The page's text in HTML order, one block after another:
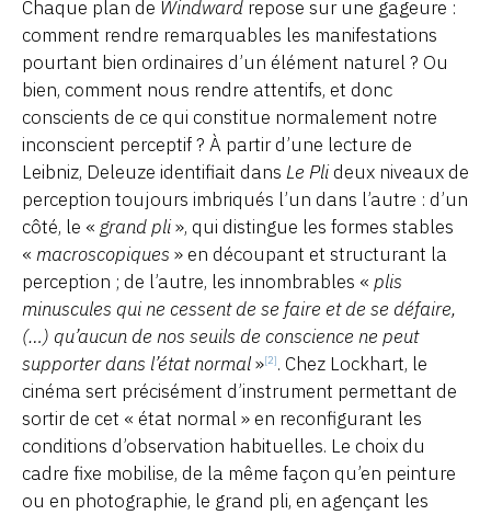
Chaque plan de Windward repose sur une gageure :
comment rendre remarquables les manifestations
pourtant bien ordinaires d’un élément naturel ? Ou
bien, comment nous rendre attentifs, et donc
conscients de ce qui constitue normalement notre
inconscient perceptif ? À partir d’une lecture de
Leibniz, Deleuze identifiait dans Le Plideux niveaux de
perception toujours imbriqués l’un dans l’autre : d’un
côté, le « grand pli», qui distingue les formes stables
« macroscopiques » en découpant et structurant la
perception ; de l’autre, les innombrables « plis
minuscules qui ne cessent de se faire et de se défaire,
(…) qu’aucun de nos seuils de conscience ne peut
supporter dans l’état normal»[2]. Chez Lockhart, le
cinéma sert précisément d’instrument permettant de
sortir de cet « état normal » en reconfigurant les
conditions d’observation habituelles. Le choix du
cadre fixe mobilise, de la même façon qu’en peinture
ou en photographie, le grand pli, en agençant les